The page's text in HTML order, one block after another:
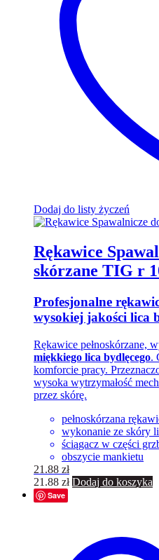
Dodaj do listy życzeń
Rękawice
skórzane TIG r
Profesjonalne
wysokiej jakości lica
Rękawice pełnoskórzane,
miękkiego lica bydlęcego.
komforcie pracy.
wysoka wytrzymałość
przez skórę.
pełnoskórzana
wykonanie ze skóry
ściągacz w części
obszycie mankietu
21.88 zł
21.88 zł Dodaj do koszyka
Save